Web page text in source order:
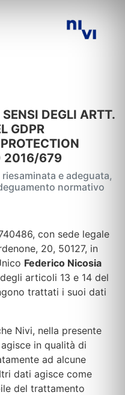
DEGLI ARTT.
GDPR
2016/679
e adeguata,
normativo
con sede legale
20, 50127, in
Federico Nicosia
articoli 13 e 14 del
trattati i suoi dati
Nivi, nella presente
in qualità di
ad alcune
dati agisce come
del trattamento